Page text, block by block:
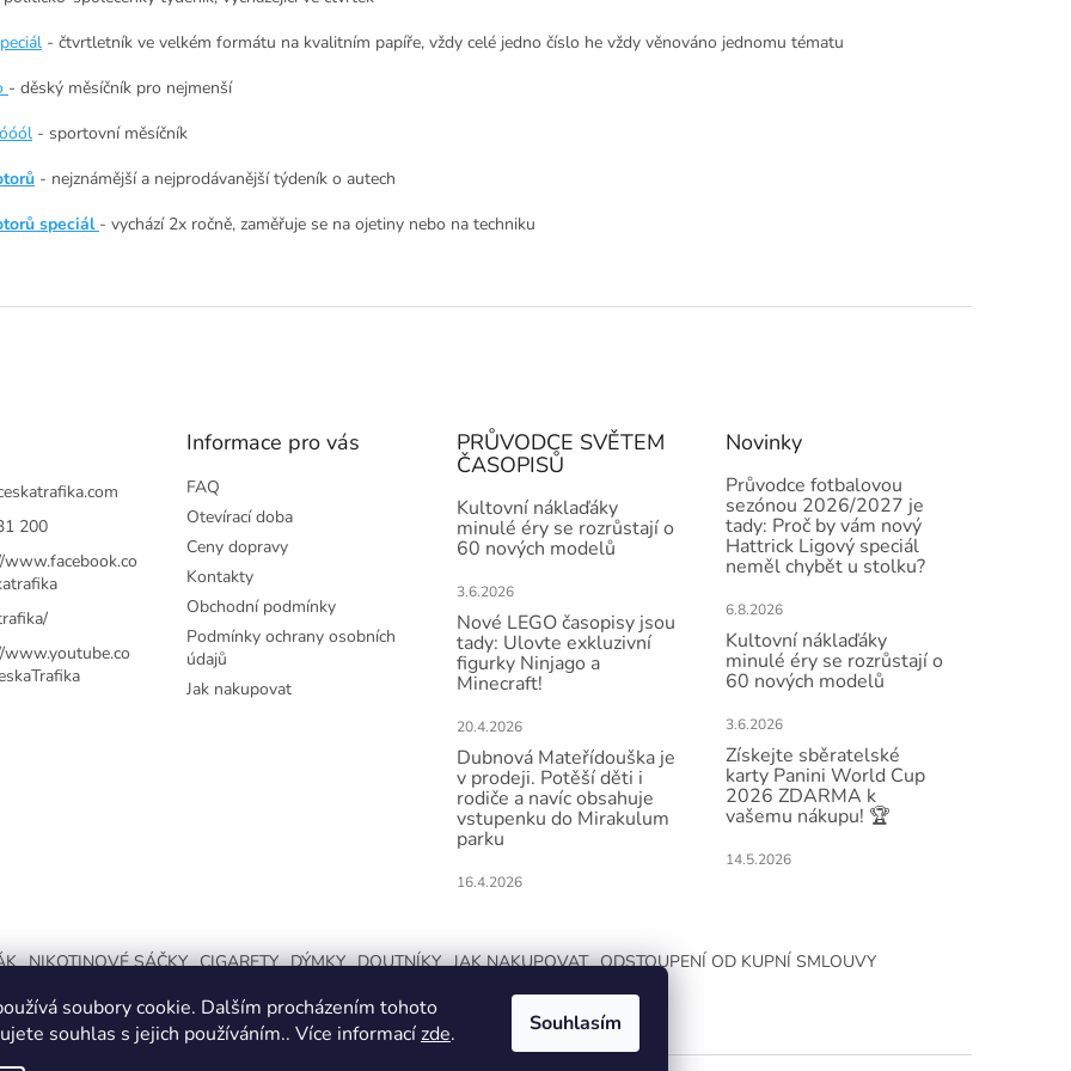
soubory cookie. Dalším procházením tohoto
souhlas s jejich používáním.. Více informacízde. Souhlasím
- čtvrtletník ve velkém formátu na kvalitním papíře, vždy celé jedno číslo he vždy věnováno jednomu tématu
- děský měsíčník pro nejmenší
- sportovní měsíčník
- nejznámější a nejprodávanější týdeník o autech
speciál - vychází 2x ročně, zaměřuje se na ojetiny nebo na techniku
200
Informace pro vás
FAQ
Otevírací doba
Ceny dopravy
Kontakty
Obchodní podmínky
Podmínky ochrany osobních
údajů
Jak nakupovat
PRŮVODCE SVĚTEM
ČASOPISŮ
Kultovní náklaďáky
minulé éry se rozrůstají o
60 nových modelů
3.6.2026
Nové LEGO časopisy jsou
tady: Ulovte exkluzivní
figurky Ninjago a
Minecraft!
20.4.2026
Dubnová Mateřídouška je
v prodeji. Potěší děti i
rodiče a navíc obsahuje
vstupenku do Mirakulum
parku
16.4.2026
Novinky
Průvodce fotbalovou
sezónou 2026/2027 je
tady: Proč by vám nový
Hattrick Ligový speciál
neměl chybět u stolku?
6.8.2026
Kultovní náklaďáky
minulé éry se rozrůstají o
60 nových modelů
3.6.2026
Získejte sběratelské
karty Panini World Cup
2026 ZDARMA k
vašemu nákupu! 🏆
14.5.2026
NIKOTINOVÉ SÁČKY CIGARETY DÝMKY DOUTNÍKY JAK NAKUPOVAT ODSTOUPENÍ OD KUPNÍ SMLOUVY